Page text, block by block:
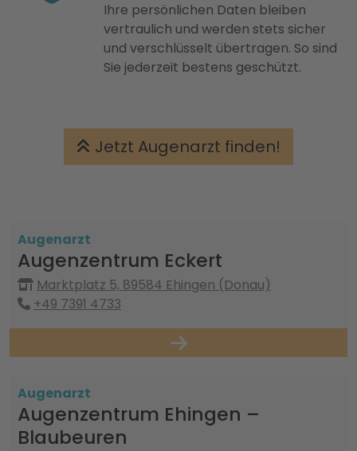
Ihre persönlichen Daten bleiben
vertraulich und werden stets sicher
und verschlüsselt übertragen. So sind
Sie jederzeit bestens geschützt.
Jetzt Augenarzt finden!
Augenarzt
Augenzentrum Eckert
Marktplatz 5, 89584 Ehingen (Donau)
+49 7391 4733
Augenarzt
Augenzentrum Ehingen –
Blaubeuren